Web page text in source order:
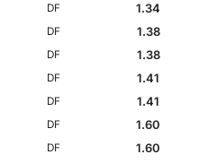
DF
1.34
DF
1.38
DF
1.38
DF
1.41
DF
1.41
DF
1.60
DF
1.60